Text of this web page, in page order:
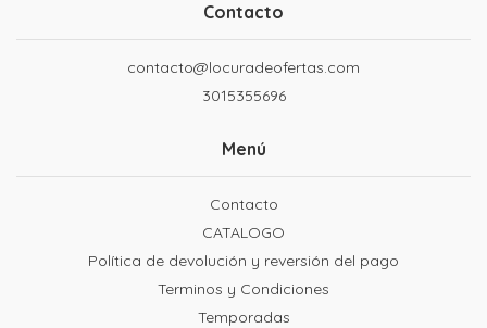
Contacto
contacto@locuradeofertas.com
3015355696
Menú
Contacto
CATALOGO
Política de devolución y reversión del pago
Terminos y Condiciones
Temporadas